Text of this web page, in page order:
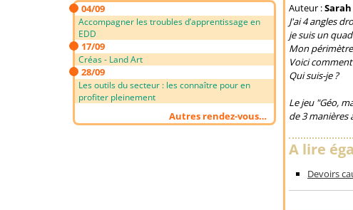
04/09
Accompagner les troubles d’apprentissage en
EDD
17/09
Créas - Land Art
28/09
Les outils du secteur : les connaître pour en
profiter pleinement
Autres rendez-vous…
Auteur :
J'ai 4 angles
je suis un
Mon
Voici
Qui suis-je ?
Le jeu "Géo,
de 3 manières
A lire
Devoirs